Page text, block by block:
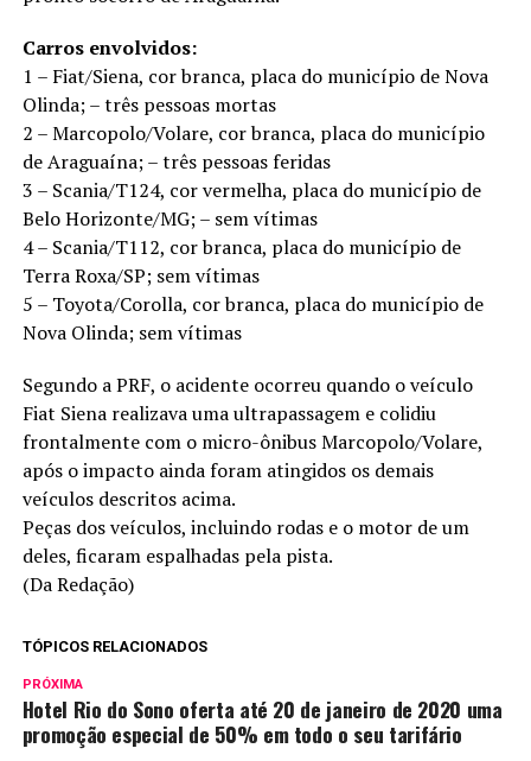
Carros envolvidos:
1 – Fiat/Siena, cor branca, placa do município de Nova
Olinda; – três pessoas mortas
2 – Marcopolo/Volare, cor branca, placa do município
de Araguaína; – três pessoas feridas
3 – Scania/T124, cor vermelha, placa do município de
Belo Horizonte/MG; – sem vítimas
4 – Scania/T112, cor branca, placa do município de
Terra Roxa/SP; sem vítimas
5 – Toyota/Corolla, cor branca, placa do município de
Nova Olinda; sem vítimas
Segundo a PRF, o acidente ocorreu quando o veículo
Fiat Siena realizava uma ultrapassagem e colidiu
frontalmente com o micro-ônibus Marcopolo/Volare,
após o impacto ainda foram atingidos os demais
veículos descritos acima.
Peças dos veículos, incluindo rodas e o motor de um
deles, ficaram espalhadas pela pista.
(Da Redação)
TÓPICOS RELACIONADOS
PRÓXIMA
Hotel Rio do Sono oferta até 20 de janeiro de 2020 uma
promoção especial de 50% em todo o seu tarifário